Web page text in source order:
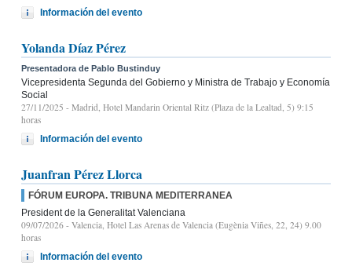
Información del evento
Yolanda Díaz Pérez
Presentadora de Pablo Bustinduy
Vicepresidenta Segunda del Gobierno y Ministra de Trabajo y Economía
Social
27/11/2025 - Madrid, Hotel Mandarin Oriental Ritz (Plaza de la Lealtad, 5) 9:15
horas
Información del evento
Juanfran Pérez Llorca
FÓRUM EUROPA. TRIBUNA MEDITERRANEA
President de la Generalitat Valenciana
09/07/2026 - Valencia, Hotel Las Arenas de Valencia (Eugènia Viñes, 22, 24) 9.00
horas
Información del evento